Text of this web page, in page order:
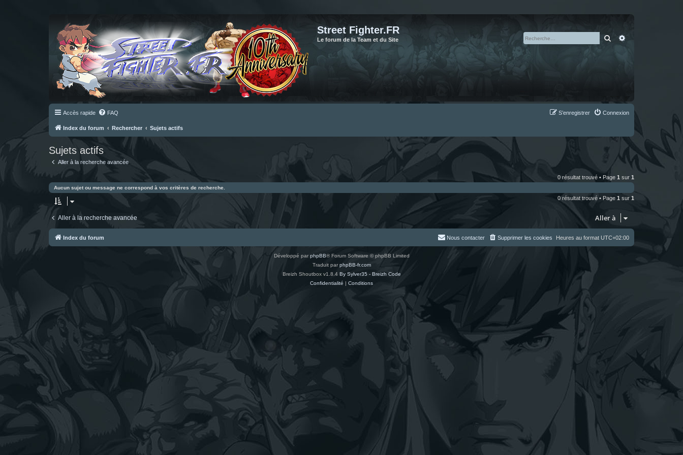
Street Fighter.FR
Le forum de la Team et du Site Rechercher
Accès rapide FAQ Connexion
S’enregistrer
Index du forum Rechercher Sujets actifs
Sujets actifs
Aller à la recherche avancée
0 résultat trouvé • Page 1 sur 1
Aucun sujet ou message ne correspond à vos critères de recherche.
0 résultat trouvé • Page 1 sur 1
Aller à la recherche avancée Aller à
Index du forum Heures au format UTC+02:00
Supprimer les cookies
Nous contacter
Développé parphpBB® Forum Software © phpBB Limited
Traduit parphpBB-fr.com
Breizh Shoutbox v1.8.4 By Sylver35 - Breizh Code
Confidentialité | Conditions